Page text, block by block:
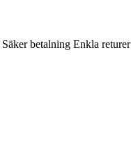
Säker betalning Enkla returer